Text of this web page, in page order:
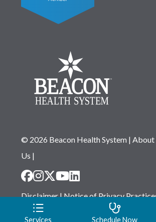
© 2026 Beacon Health System| About
Us |
Disclaimer|Notice of Privacy
Privacy Statement
Notice of Non-
Services Schedule Now